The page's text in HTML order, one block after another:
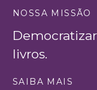
NOSSA MISSÃO
livros.
SAIBA MAIS